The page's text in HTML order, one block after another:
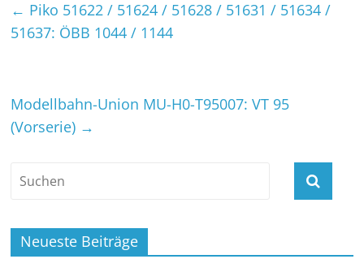
← Piko 51622 / 51624 / 51628 / 51631 / 51634 /
51637: ÖBB 1044 / 1144
Modellbahn-Union MU-H0-T95007: VT 95
(Vorserie) →
Neueste Beiträge